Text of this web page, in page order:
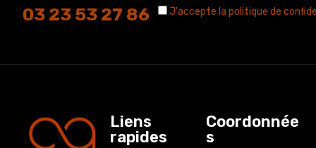
03 23 53 27 86 J'accepte la politique de
Liens
rapides
Coordonnée
s